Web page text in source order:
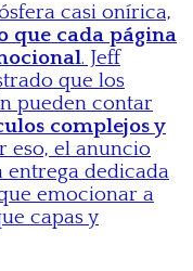
casi onírica,
que cada página
. Jeff
que los
pueden contar
complejos y
eso, el anuncio
entrega dedicada
emocionar a
capas y